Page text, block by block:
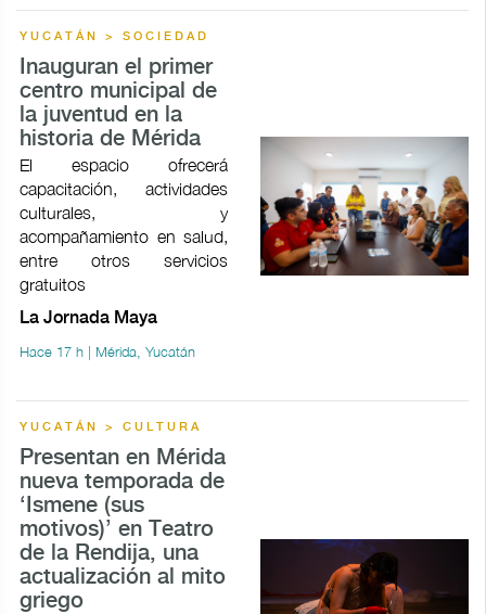
YUCATÁN > SOCIEDAD
Inauguran el primer
centro municipal de
la juventud en la
historia de Mérida
El espacio ofrecerá
capacitación, actividades
culturales, y
acompañamiento en salud,
entre otros servicios
gratuitos
La Jornada Maya
Hace 17 h | Mérida, Yucatán
YUCATÁN > CULTURA
Presentan en Mérida
nueva temporada de
‘Ismene (sus
motivos)’ en Teatro
de la Rendija, una
actualización al mito
griego